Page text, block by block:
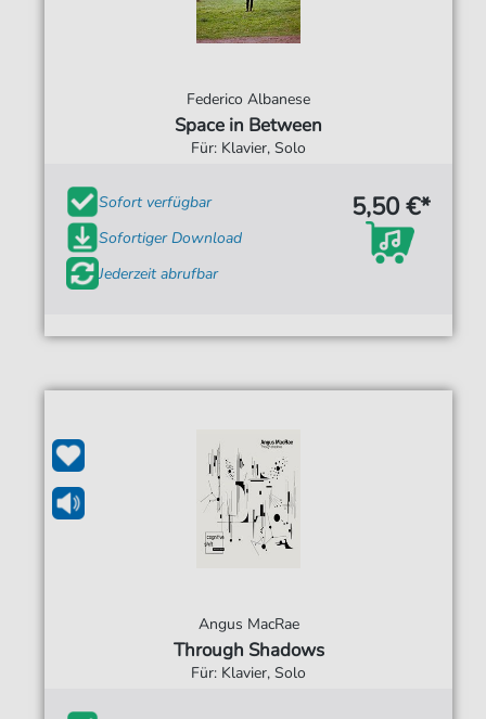
Federico Albanese
Space in Between
Für: Klavier, Solo
Sofort verfügbar
Sofortiger Download
Jederzeit abrufbar
5,50 €*
Angus MacRae
Through Shadows
Für: Klavier, Solo